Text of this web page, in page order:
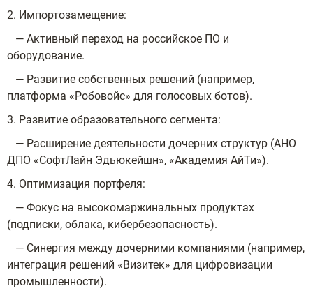
2. Импортозамещение:
— Активный переход на российское ПО и
оборудование.
— Развитие собственных решений (например,
платформа «Робовойс» для голосовых ботов).
3. Развитие образовательного сегмента:
— Расширение деятельности дочерних структур (АНО
ДПО «СофтЛайн Эдьюкейшн», «Академия АйТи»).
4. Оптимизация портфеля:
— Фокус на высокомаржинальных продуктах
(подписки, облака, кибербезопасность).
— Синергия между дочерними компаниями (например,
интеграция решений «Визитек» для цифровизации
промышленности).